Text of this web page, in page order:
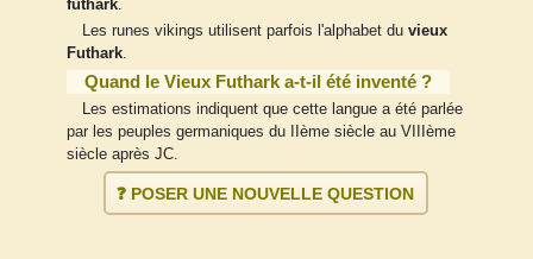
futhark.
Les runes vikings utilisent parfois l'alphabet du vieux
Futhark.
Quand le Vieux Futhark a-t-il été inventé ?
Les estimations indiquent que cette langue a été parlée
par les peuples germaniques du IIème siècle au VIIIème
siècle après JC.
❓ POSER UNE NOUVELLE QUESTION